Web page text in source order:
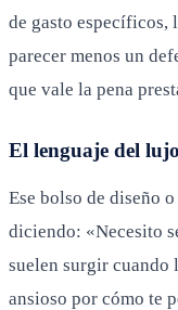
de gasto específicos,
parecer menos un
que vale la pena
El lenguaje del lujo
Ese bolso de diseño
diciendo: «Necesito
suelen surgir cuando
ansioso por cómo te